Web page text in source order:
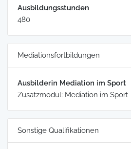
Ausbildungsstunden
480
Mediationsfortbildungen
Ausbilderin Mediation im Sport
Zusatzmodul: Mediation im Sport
Sonstige Qualifikationen